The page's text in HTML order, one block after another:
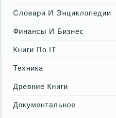
Словари И Энциклопедии
Финансы И Бизнес
Книги По IT
Техника
Древние Книги
Документальное